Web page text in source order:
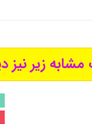
زیر نیز